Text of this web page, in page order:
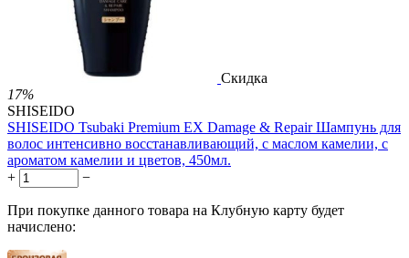
Скидка
17%
SHISEIDO
SHISEIDO Tsubaki Premium EX Damage & Repair Шампунь для
волос интенсивно восстанавливающий, с маслом камелии, с
ароматом камелии и цветов, 450мл.
+
−
При покупке данного товара на Клубную карту будет
начислено: